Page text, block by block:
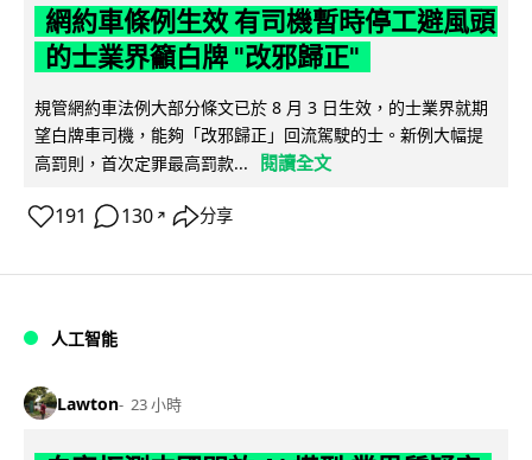
網約車條例生效 有司機暫時停工避風頭
的士業界籲白牌 "改邪歸正"
規管網約車法例大部分條文已於 8 月 3 日生效，的士業界就期
望白牌車司機，能夠「改邪歸正」回流駕駛的士。新例大幅提
高罰則，首次定罪最高罰款...
閱讀全文
191 130 ↗ 分享
人工智能
Lawton 23 小時